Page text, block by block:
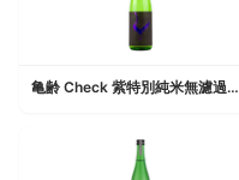
亀齢 Check 紫特別純米無濾過生原酒